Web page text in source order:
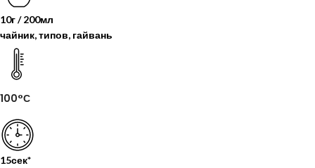
10г / 200мл
чайник, типов, гайвань
100°С
15сек*